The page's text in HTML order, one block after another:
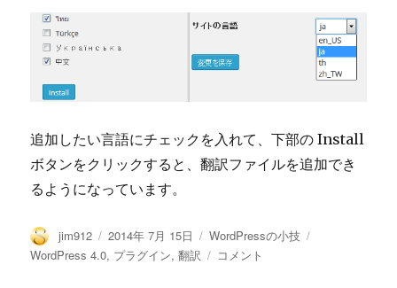
追加したい言語にチェックを入れて、下部の Install
ボタンをクリックすると、翻訳ファイルを追加でき
るようになっています。
投
稿
jim912
投
稿
2014年 7月 15日
カ
テ
WordPressの小技
WordPress 4.0, プラグイン,翻訳
リ
コメント